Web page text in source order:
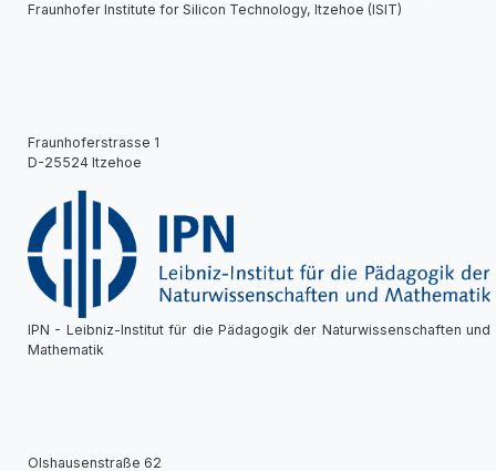
Fraunhofer Institute for Silicon Technology, Itzehoe (ISIT)
Fraunhoferstrasse 1
D-25524 Itzehoe
IPN - Leibniz-Institut für die Pädagogik der Naturwissenschaften und
Mathematik
Olshausenstraße 62